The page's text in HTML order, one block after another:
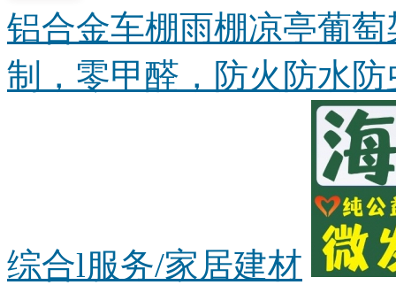
铝合金车棚雨棚凉亭葡
制，零甲醛，防火防水防
综合l服务/家居建材